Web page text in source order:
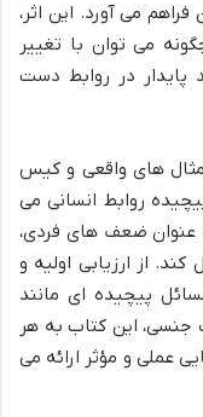
می آورد. این اثر،
می توان با تغییر
پایدار در روابط دست
مثال های واقعی و کیس
روابط انسانی می
عنوان ضعف های فردی،
از ارزیابی اولیه و
پیچیده ای مانند
جنسی، این کتاب به هر
عملی و مؤثر ارائه می